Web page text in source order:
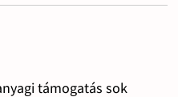
támogatás sok